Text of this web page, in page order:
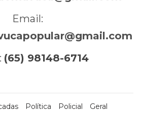
Email:
(65) 98148-6714
Política Policial Geral